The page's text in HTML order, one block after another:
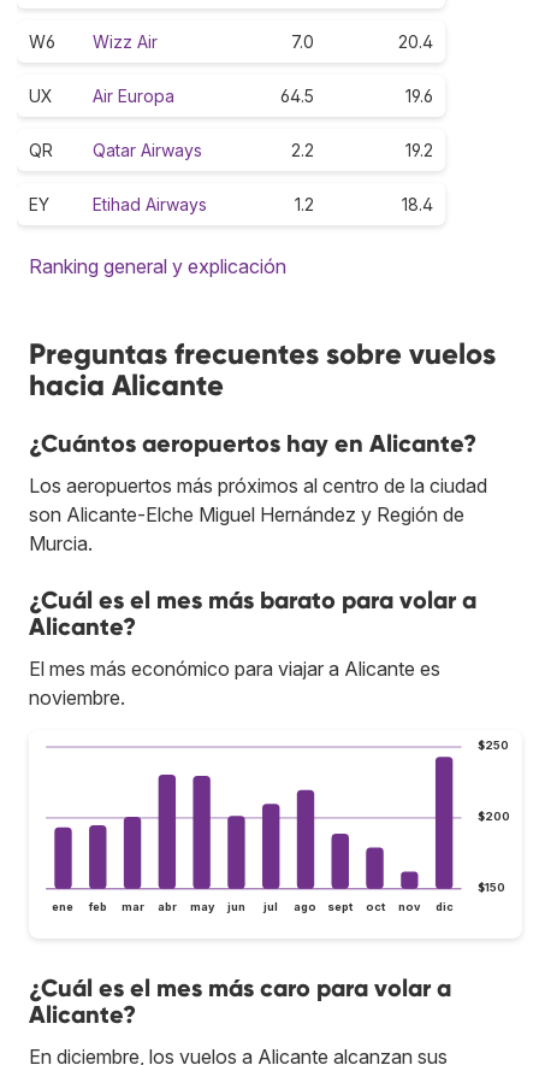
W6 Wizz Air 7.0 20.4
UX Air Europa 64.5 19.6
QR Qatar Airways 2.2 19.2
EY Etihad Airways 1.2 18.4
Ranking general y explicación
Preguntas frecuentes sobre vuelos
hacia Alicante
¿Cuántos aeropuertos hay en Alicante?
Los aeropuertos más próximos al centro de la ciudad
son Alicante-Elche Miguel Hernández y Región de
Murcia.
¿Cuál es el mes más barato para volar a
Alicante?
El mes más económico para viajar a Alicante es
noviembre.
$150
$200
$250
ene feb mar abr may jun jul ago sept oct nov dic
¿Cuál es el mes más caro para volar a
Alicante?
En diciembre, los vuelos a Alicante alcanzan sus